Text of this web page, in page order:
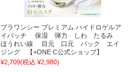
プラワンシー プレミアム ハイドロゲルア
イパッチ 保湿 弾力 しわ たるみ
ほうれい線 目元 口元 パック エイ
ジング 【+ONE C公式ショップ】
¥2,709(税込 ¥2,980)